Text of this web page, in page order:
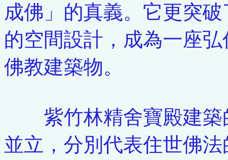
成佛」的真義。它更突
的空間設計，成為一座
佛教建築物。
紫竹林精舍寶殿建築
並立，分別代表住世佛